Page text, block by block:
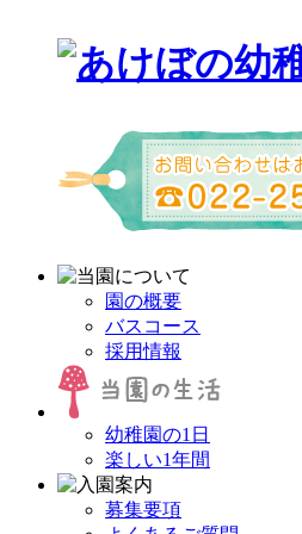
園の概要
バスコース
採用情報
幼稚園の1日
楽しい1年間
募集要項